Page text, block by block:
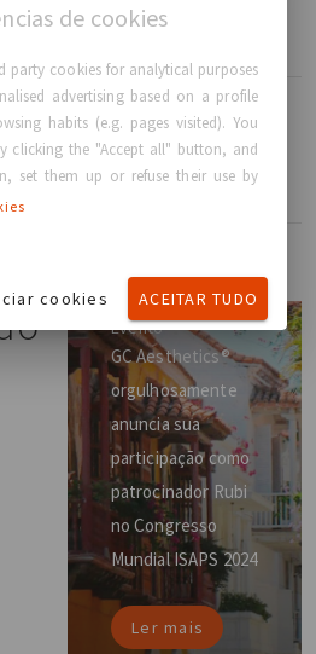
Ler mais
de participar como
no Congresso SOFCEP
Evento
GC Aesthetics®
orgulhosamente
anuncia sua
participação como
patrocinador Rubi
no Congresso
Mundial ISAPS 2024
Ler mais
de cookies
party cookies for analytical purposes
advertising based on a profile
habits (e.g. pages visited). You
clicking the "Accept all" button, and
set them up or refuse their use by
cookies ACEITAR TUDO